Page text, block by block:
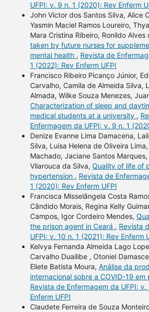
UFPI: v. 9 n. 1 (2020): Rev Enferm
John Victor dos Santos Silva, Alice
Yasmin Maciel Ramos Loureiro,
Mara Cristina Ribeiro, Ronildo Alves
taken by future nurses for
mental health , Revista de
1 (2022): Rev Enferm UFPI
Francisco Ribeiro Picanço Júnior,
Carvalho, Camila de Almeida Silva,
Almada, Wilke Souza Menezes,
Characterization of sleep and
medical students at a university ,
Enfermagem da UFPI: v. 9 n. 1
Denize Evanne Lima Damacena,
Silva, Luisa Helena de Oliveira
Machado, Jaciane Santos
Vilarouca da Silva, Quality of life of
hypertension , Revista de
1 (2020): Rev Enferm UFPI
Francisca Misselângela Costa
Cândido Morais, Regina Kelly
Campos, Igor Cordeiro Mendes,
the prison agent in Ceará , Revista
UFPI: v. 10 n. 1 (2021): Rev Enferm
Kelvya Fernanda Almeida Lago
Carvalho Duailibe , Otoniel
Eliete Batista Moura, Análise da
internacional sobre a COVID-19 em
Revista de Enfermagem da UFPI:
Enferm UFPI
Claudete Ferreira de Souza